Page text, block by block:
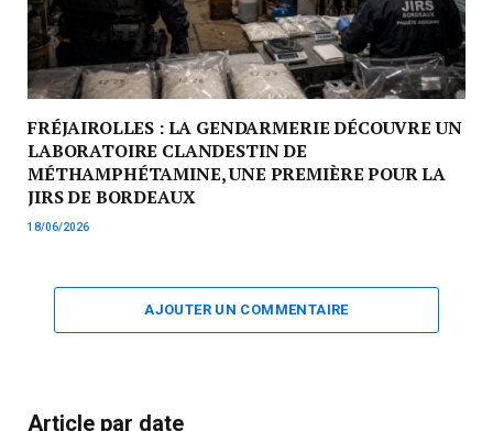
FRÉJAIROLLES : LA GENDARMERIE DÉCOUVRE UN
LABORATOIRE CLANDESTIN DE
MÉTHAMPHÉTAMINE, UNE PREMIÈRE POUR LA
JIRS DE BORDEAUX
18/06/2026
AJOUTER UN COMMENTAIRE
Article par date